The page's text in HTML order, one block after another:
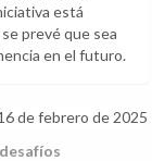
está
prevé que sea
en el futuro.
de febrero de 2025